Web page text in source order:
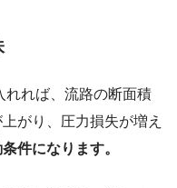
れれば、流路の断面積
がり、圧力損失が増え
件になります。